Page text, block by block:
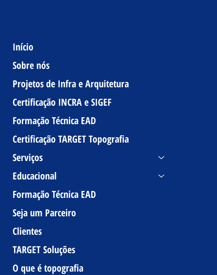
Início
Sobre nós
Projetos de Infra e Arquitetura
Certificação INCRA e SIGEF
Formação Técnica EAD
Certificação TARGET Topografia
Serviços
Educacional
Formação Técnica EAD
Seja um Parceiro
Clientes
TARGET Soluções
O que é topografia